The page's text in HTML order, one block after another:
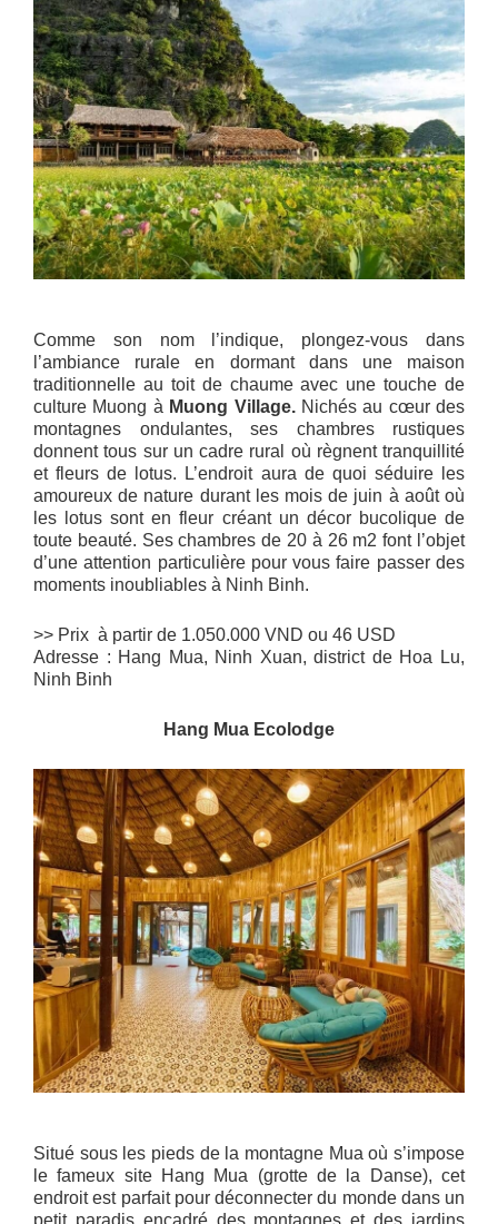
Comme son nom l’indique, plongez-vous dans
l’ambiance rurale en dormant dans une maison
traditionnelle au toit de chaume avec une touche de
culture Muong à Muong Village.Nichés au cœur des
montagnes ondulantes, ses chambres rustiques
donnent tous sur un cadre rural où règnent tranquillité
et fleurs de lotus. L’endroit aura de quoi séduire les
amoureux de nature durant les mois de juin à août où
les lotus sont en fleur créant un décor bucolique de
toute beauté. Ses chambres de 20 à 26 m2 font l’objet
d’une attention particulière pour vous faire passer des
moments inoubliables à Ninh Binh.
>> Prix à partir de 1.050.000 VND ou 46 USD
Adresse : Hang Mua, Ninh Xuan, district de Hoa Lu,
Ninh Binh
Hang Mua Ecolodge
Situé sous les pieds de la montagne Mua où s’impose
le fameux site Hang Mua (grotte de la Danse), cet
endroit est parfait pour déconnecter du monde dans un
petit paradis encadré des montagnes et des jardins